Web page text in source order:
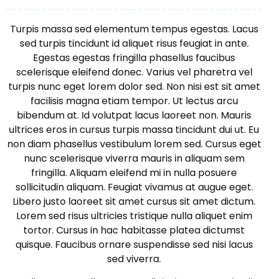
Turpis massa sed elementum tempus egestas. Lacus
sed turpis tincidunt id aliquet risus feugiat in ante.
Egestas egestas fringilla phasellus faucibus
scelerisque eleifend donec. Varius vel pharetra vel
turpis nunc eget lorem dolor sed. Non nisi est sit amet
facilisis magna etiam tempor. Ut lectus arcu
bibendum at. Id volutpat lacus laoreet non. Mauris
ultrices eros in cursus turpis massa tincidunt dui ut. Eu
non diam phasellus vestibulum lorem sed. Cursus eget
nunc scelerisque viverra mauris in aliquam sem
fringilla. Aliquam eleifend mi in nulla posuere
sollicitudin aliquam. Feugiat vivamus at augue eget.
Libero justo laoreet sit amet cursus sit amet dictum.
Lorem sed risus ultricies tristique nulla aliquet enim
tortor. Cursus in hac habitasse platea dictumst
quisque. Faucibus ornare suspendisse sed nisi lacus
sed viverra.